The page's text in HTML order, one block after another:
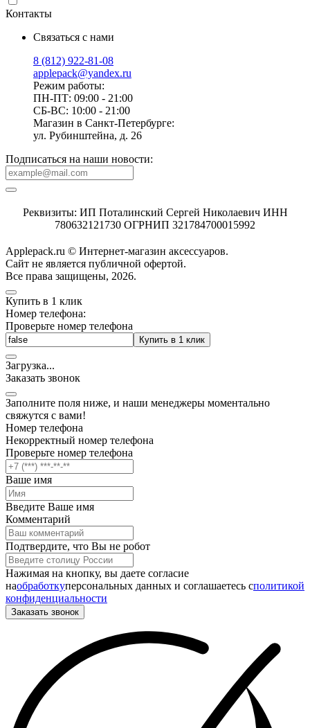
Контакты
Связаться с нами
8 (812) 922-81-08
applepack@yandex.ru
Режим работы:
ПН-ПТ: 09:00 - 21:00
СБ-ВС: 10:00 - 21:00
Магазин в Санкт-Петербурге:
ул. Рубинштейна, д. 26
Подписаться на наши новости:
Реквизиты: ИП Поталинский Сергей Николаевич ИНН
780632121730 ОГРНИП 321784700015992
Applepack.ru © Интернет-магазин аксессуаров.
Cайт не является публичной офертой.
Все права защищены, 2026.
Купить в 1 клик
Номер телефона:
Проверьте номер телефона
Купить в 1 клик
Загрузка...
Заказать звонок
Заполните поля ниже, и наши менеджеры моментально
свяжутся с вами!
Номер телефона
Некорректный номер телефона
Проверьте номер телефона
Ваше имя
Введите Ваше имя
Комментарий
Подтвердите, что Вы не робот
Нажимая на кнопку, вы даете согласие
наобработкуперсональных данных и соглашаетесь cполитикой
конфиденциальности
Заказать звонок